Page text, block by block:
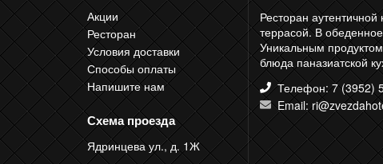
Акции
Ресторан
Условия доставки
Способы оплаты
Напишите нам
Схема проезда
Ядринцева ул., д. 1Ж
Ресторан
террасой. В
Уникальным
блюда паназиатской
Телефон: 7 (3952)
Email: